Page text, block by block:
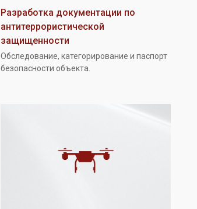
Разработка документации по
антитеррористической
защищенности
Обследование, категорирование и паспорт
безопасности объекта.